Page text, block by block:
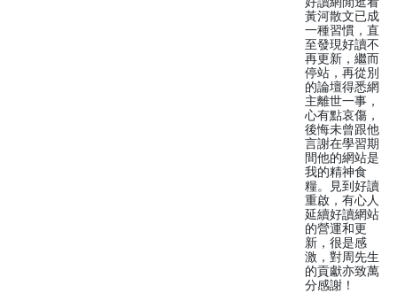
黃河散文已成
一種習慣，直
至發現好讀不
再更新，繼而
停站，再從別
的論壇得悉網
主離世一事，
心有點哀傷，
後悔未曾跟他
言謝在學習期
間他的網站是
我的精神食
糧。見到好讀
重啟，有心人
延續好讀網站
的營運和更
新，很是感
激，對周先生
的貢獻亦致萬
分感謝！